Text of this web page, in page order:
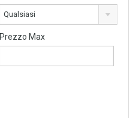
Qualsiasi
Prezzo Max